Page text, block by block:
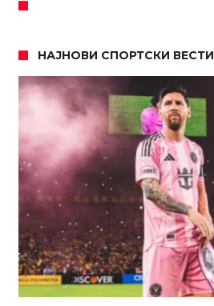
НАЈНОВИ СПОРТСКИ ВЕСТИ